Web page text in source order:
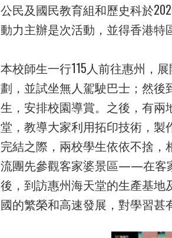
公民及國民教育組和歷史科於
動力主辦是次活動，並得香港
本校師生一行115人前往惠州，
劃，並試坐無人駕駛巴士；然
生，安排校園導賞。之後，有
堂，教導大家利用拓印技術，
完結之際，兩校學生依依不捨
流團先參觀客家婆景區——在客
後，到訪惠州海天堂的生產基
國的繁榮和高速發展，對學習甚